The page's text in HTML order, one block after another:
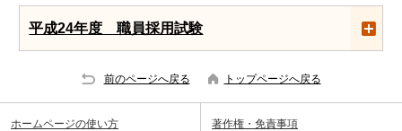
平成24年度 職員採用試験
前のページへ戻る トップページへ戻る
ホームページの使い方 著作権・免責事項